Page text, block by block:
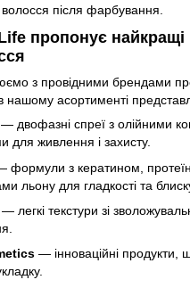
волосся після фарбування.
пропонує найкращі
з провідними брендами
нашому асортименті
— двофазні спреї з олійними
для живлення і захисту.
формули з кератином,
льону для гладкості та
— легкі текстури зі
— інноваційні продукти,